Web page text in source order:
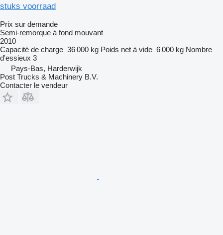
stuks voorraad
Prix sur demande
Semi-remorque à fond mouvant
2010
Capacité de charge 36 000 kg Poids net à vide 6 000 kg Nombre
d'essieux 3
Pays-Bas, Harderwijk
Post Trucks & Machinery B.V.
Contacter le vendeur